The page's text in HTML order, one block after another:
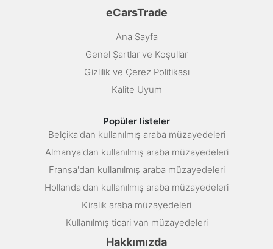
eCarsTrade
Ana Sayfa
Genel Şartlar ve Koşullar
Gizlilik ve Çerez Politikası
Kalite Uyum
Popüler listeler
Belçika'dan kullanılmış araba müzayedeleri
Almanya'dan kullanılmış araba müzayedeleri
Fransa'dan kullanılmış araba müzayedeleri
Hollanda'dan kullanılmış araba müzayedeleri
Kiralık araba müzayedeleri
Kullanılmış ticari van müzayedeleri
Hakkımızda